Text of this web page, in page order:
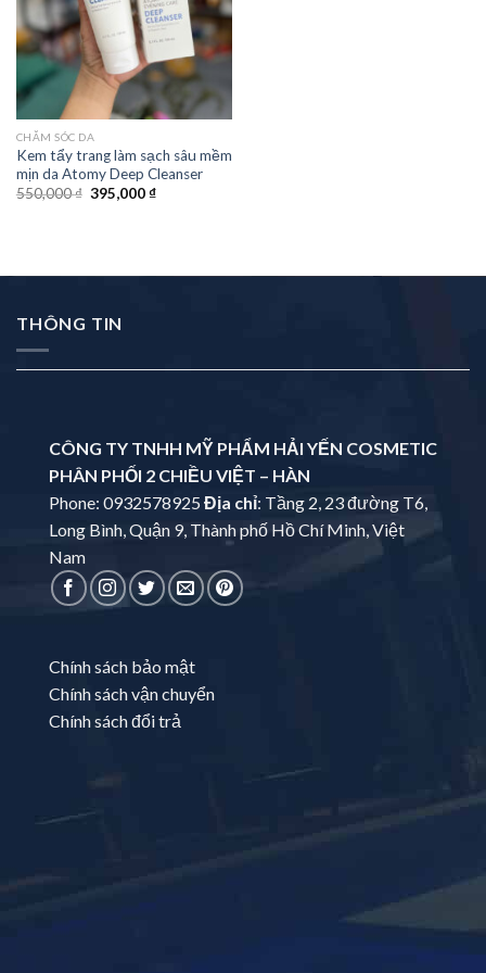
CHĂM SÓC DA
Kem tẩy trang làm sạch sâu mềm
mịn da Atomy Deep Cleanser
550,000₫ 395,000₫
THÔNG TIN
CÔNG TY TNHH MỸ PHẨM HẢI YẾN COSMETIC
PHÂN PHỐI 2 CHIỀU VIỆT – HÀN
Phone: 0932578925Địa chỉ: Tầng 2, 23 đường T6,
Long Bình, Quận 9, Thành phố Hồ Chí Minh, Việt
Nam
Chính sách bảo mật
Chính sách vận chuyển
Chính sách đổi trả